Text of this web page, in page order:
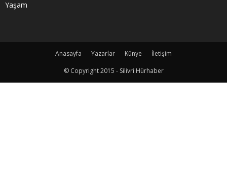
Yaşam
Anasayfa Yazarlar Künye
İletişim
© Copyright 2015 - Silivri Hürhaber